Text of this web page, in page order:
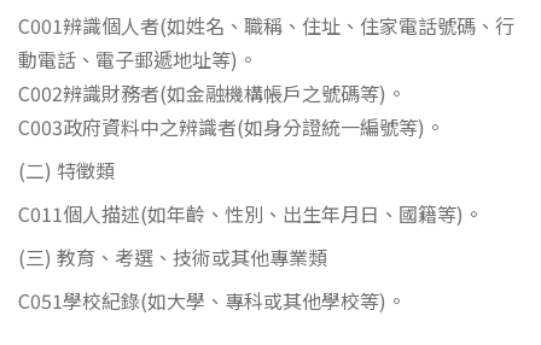
C001辨識個人者(如姓名、職稱、住址、住家電話號碼、行
動電話、電子郵遞地址等)。
C002辨識財務者(如金融機構帳戶之號碼等)。
C003政府資料中之辨識者(如身分證統一編號等)。
(二) 特徵類
C011個人描述(如年齡、性別、出生年月日、國籍等)。
(三) 教育、考選、技術或其他專業類
C051學校紀錄(如大學、專科或其他學校等)。